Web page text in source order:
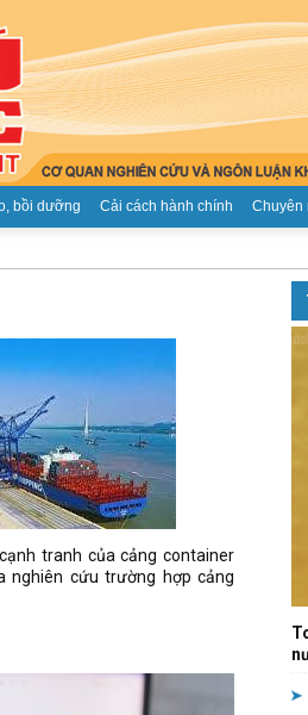
chí
Quản
bồi dưỡng Cải cách hành chính Chuyên
tranh của cảng container
nghiên cứu trường hợp cảng